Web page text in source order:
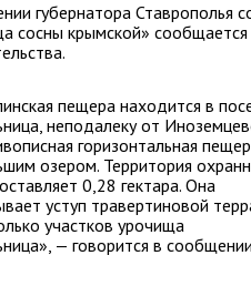
губернатора Ставрополья
сосны крымской»
пещера находится в
неподалеку от
горизонтальная
озером. Территория
0,28 гектара. Она
уступ травертиновой
участков урочища
— говорится в